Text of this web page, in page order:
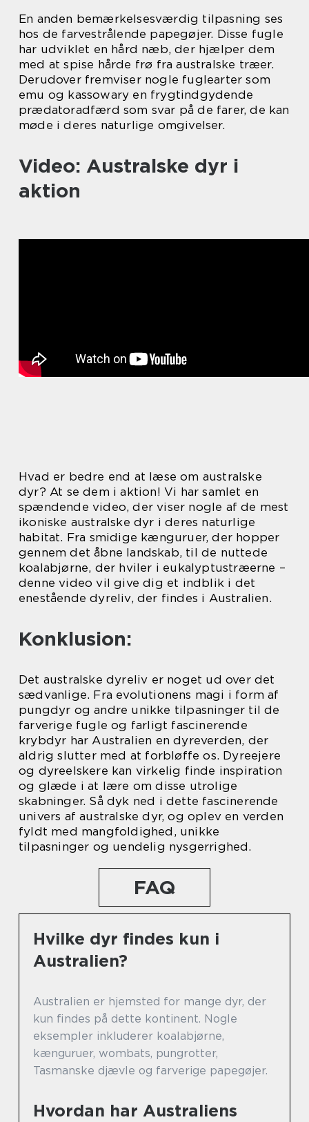
En anden bemærkelsesværdig tilpasning ses
hos de farvestrålende papegøjer. Disse fugle
har udviklet en hård næb, der hjælper dem
med at spise hårde frø fra australske træer.
Derudover fremviser nogle fuglearter som
emu og kassowary en frygtindgydende
prædatoradfærd som svar på de farer, de kan
møde i deres naturlige omgivelser.
Video: Australske dyr i
aktion
Hvad er bedre end at læse om australske
dyr? At se dem i aktion! Vi har samlet en
spændende video, der viser nogle af de mest
ikoniske australske dyr i deres naturlige
habitat. Fra smidige kænguruer, der hopper
gennem det åbne landskab, til de nuttede
koalabjørne, der hviler i eukalyptustræerne –
denne video vil give dig et indblik i det
enestående dyreliv, der findes i Australien.
Konklusion:
Det australske dyreliv er noget ud over det
sædvanlige. Fra evolutionens magi i form af
pungdyr og andre unikke tilpasninger til de
farverige fugle og farligt fascinerende
krybdyr har Australien en dyreverden, der
aldrig slutter med at forbløffe os. Dyreejere
og dyreelskere kan virkelig finde inspiration
og glæde i at lære om disse utrolige
skabninger. Så dyk ned i dette fascinerende
univers af australske dyr, og oplev en verden
fyldt med mangfoldighed, unikke
tilpasninger og uendelig nysgerrighed.
FAQ
Hvilke dyr findes kun i
Australien?
Australien er hjemsted for mange dyr, der
kun findes på dette kontinent. Nogle
eksempler inkluderer koalabjørne,
kænguruer, wombats, pungrotter,
Tasmanske djævle og farverige papegøjer.
Hvordan har Australiens